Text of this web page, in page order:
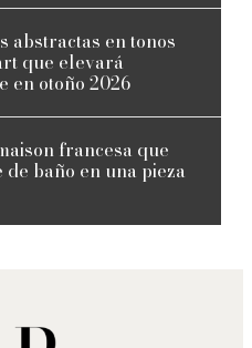
abstractas en tonos
que elevará
en otoño 2026
francesa que
baño en una pieza